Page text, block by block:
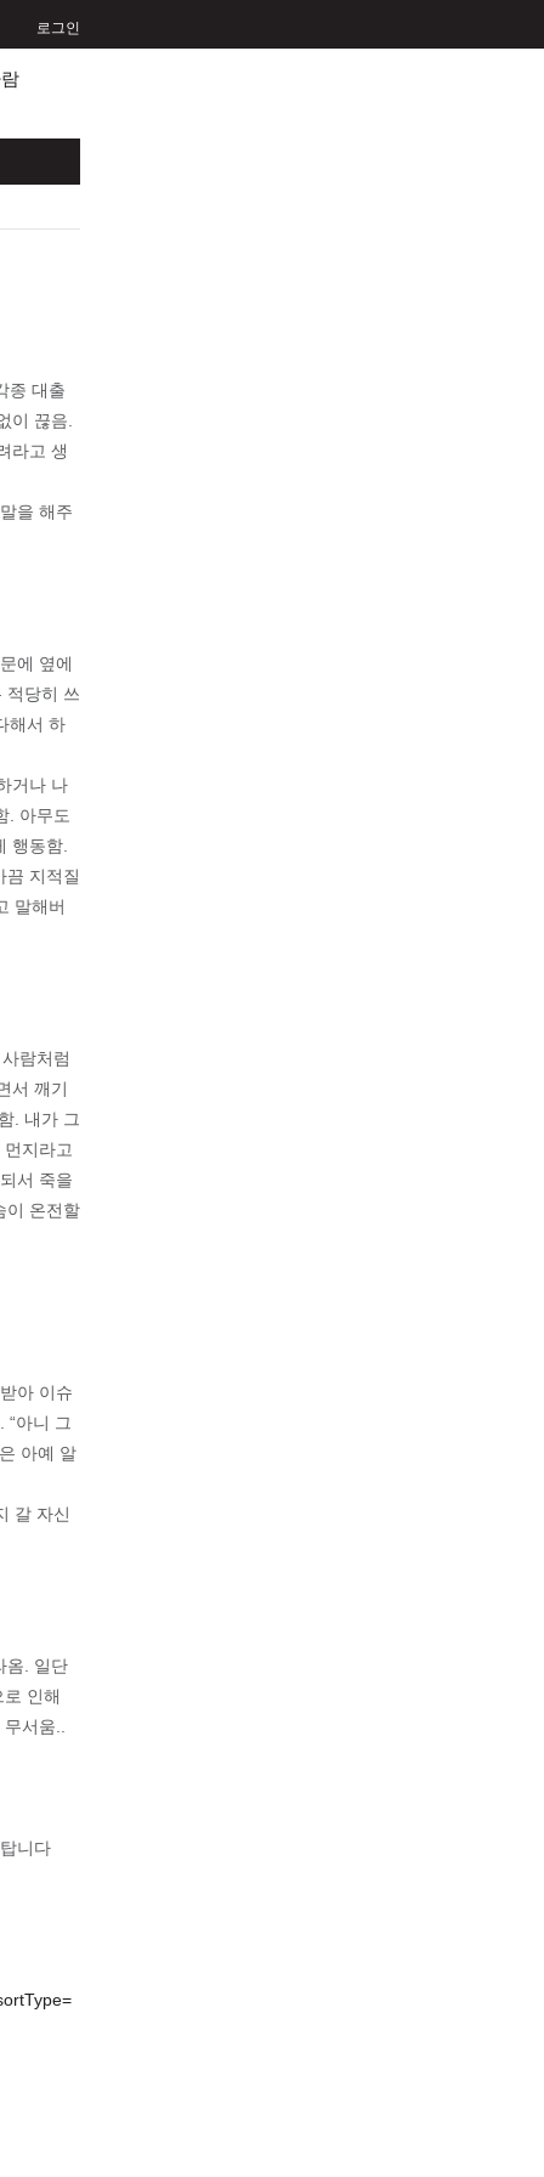
로그인
종 대출
이 끊음.
라고 생
을 해주
에 옆에
적당히 쓰
해서 하
거나 나
. 아무도
행동함.
끔 지적질
말해버
람처럼
서 깨기
. 내가 그
지라고
서 죽을
이 온전할
아 이슈
“아니 그
아예 알
갈 자신
옴. 일단
인해
서움..
니다